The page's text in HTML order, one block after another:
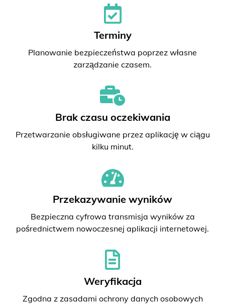
Terminy
Planowanie bezpieczeństwa poprzez własne
zarządzanie czasem.
Brak czasu oczekiwania
Przetwarzanie obsługiwane przez aplikację w ciągu
kilku minut.
Przekazywanie wyników
Bezpieczna cyfrowa transmisja wyników za
pośrednictwem nowoczesnej aplikacji internetowej.
Weryfikacja
Zgodna z zasadami ochrony danych osobowych